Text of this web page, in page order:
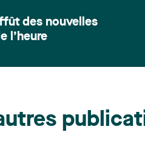
des nouvelles
l’heure